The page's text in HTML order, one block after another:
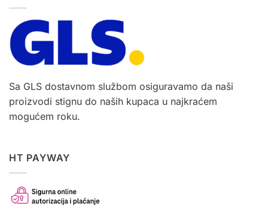
Sa GLS dostavnom službom osiguravamo da naši
proizvodi stignu do naših kupaca u najkraćem
mogućem roku.
HT PAYWAY